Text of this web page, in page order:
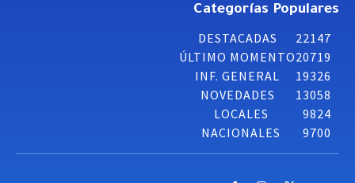
Categorías Populares
DESTACADAS
22147
ÚLTIMO MOMENTO20719
INF. GENERAL
19326
NOVEDADES
13058
LOCALES
9824
NACIONALES
9700